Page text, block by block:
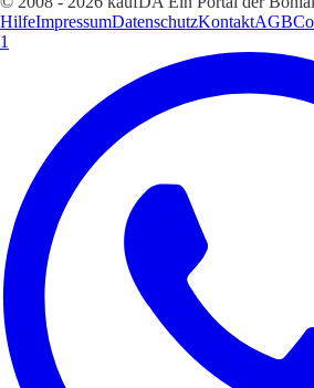
HilfeImpressumDatenschutzKontaktAGB
1